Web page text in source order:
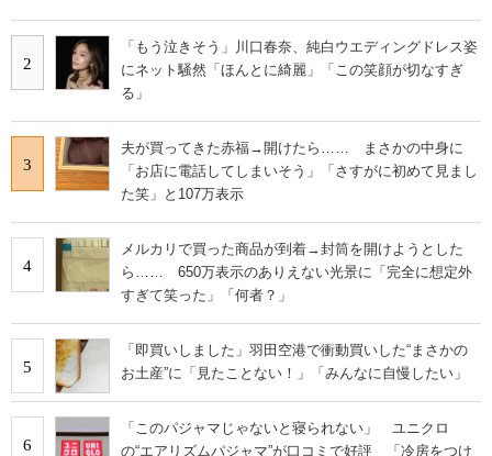
2
「もう泣きそう」川口春奈、純白ウエディングドレス姿
にネット騒然「ほんとに綺麗」「この笑顔が切なすぎ
る」
3
夫が買ってきた赤福→開けたら…… まさかの中身に
「お店に電話してしまいそう」「さすがに初めて見まし
た笑」と107万表示
4
メルカリで買った商品が到着→封筒を開けようとした
ら…… 650万表示のありえない光景に「完全に想定外
すぎて笑った」「何者？」
5
「即買いしました」羽田空港で衝動買いした“まさかの
お土産”に「見たことない！」「みんなに自慢したい」
6
「このパジャマじゃないと寝られない」 ユニクロ
の“エアリズムパジャマ”が口コミで好評 「冷房をつけ